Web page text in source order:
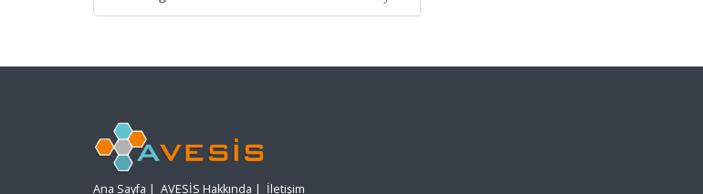
Ana Sayfa | AVESİS Hakkında | İletişim